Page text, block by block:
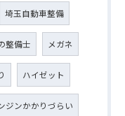
埼玉自動車整備
整備士 メガネ
ハイゼット
ジンかかりづらい